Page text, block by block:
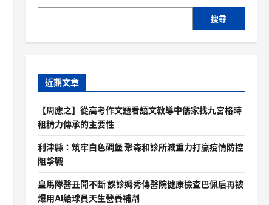
搜尋
近期文章
【周應之】從高考作文題看語文教導中儒家找九宮格時
租精力傳承的主要性
利津縣：筑牢白色碉堡 聚森和診所減重力打贏疫情防控
阻擊戰
皇馬隊醫丑聞不斷 誤診姆秀傳醫院健康檢查巴佩后再被
爆用AI給球員天生營養補劑